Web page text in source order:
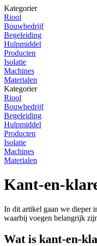
Kategorier
Riool
Bouwbedrijf
Begeleiding
Hulpmiddel
Producten
Isolatie
Machines
Materialen
Kategorier
Riool
Bouwbedrijf
Begeleiding
Hulpmiddel
Producten
Isolatie
Machines
Materialen
Kant-en-
In dit artikel gaan we dieper
waarbij voegen belangrijk
Wat is kant-en-